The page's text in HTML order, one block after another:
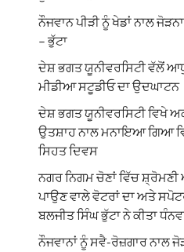
ਨੌਜਵਾਨ ਪੀੜੀ ਨੂੰ ਖੇਡਾਂ ਨਾਲ
– ਭੁੱਟਾ
ਦੇਸ਼ ਭਗਤ ਯੂਨੀਵਰਸਿਟੀ ਵੱਲੋਂ
ਮੀਡੀਆ ਸਟੂਡੀਓ ਦਾ ਉਦਘਾਟਨ
ਦੇਸ਼ ਭਗਤ ਯੂਨੀਵਰਸਿਟੀ ਵਿਖੇ
ਉਤਸ਼ਾਹ ਨਾਲ ਮਨਾਇਆ ਗਿਆ
ਸਿਹਤ ਦਿਵਸ
ਨਗਰ ਨਿਗਮ ਚੋਣਾਂ ਵਿੱਚ
ਪਾਉਣ ਵਾਲੇ ਵੋਟਰਾਂ ਦਾ ਅਤੇ
ਬਲਜੀਤ ਸਿੰਘ ਭੁੱਟਾ ਨੇ ਕੀਤਾ
ਨੌਜਵਾਨਾਂ ਨੂੰ ਸਵੈ-ਰੋਜ਼ਗਾਰ ਨਾਲ